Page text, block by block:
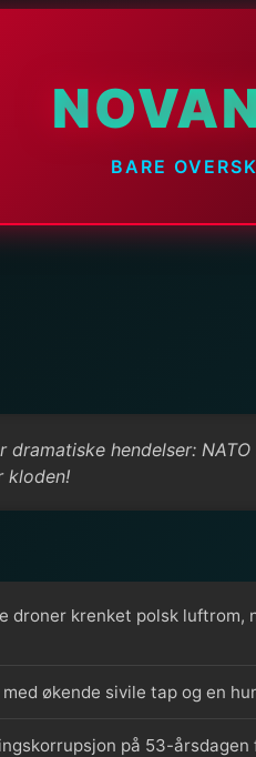
BARE
hendelser:
kloden!
krenket polsk
økende sivile tap og en
på 53-